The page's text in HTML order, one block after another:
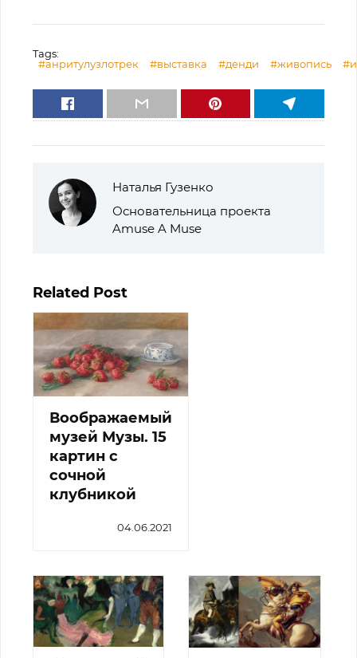
Tags:
#анритулузлотрек
#выставка #денди #живопись
Наталья Гузенко
Основательница проекта
Amuse A Muse
Related Post
Воображаемый
музей Музы. 15
картин с
сочной
клубникой
04.06.2021